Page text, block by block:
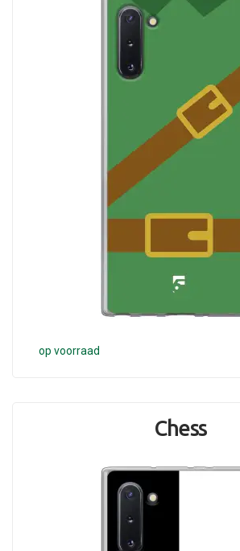
op voorraad
Chess